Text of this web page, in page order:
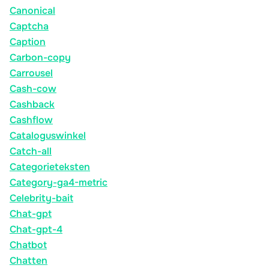
Canonical
Captcha
Caption
Carbon-copy
Carrousel
Cash-cow
Cashback
Cashflow
Cataloguswinkel
Catch-all
Categorieteksten
Category-ga4-metric
Celebrity-bait
Chat-gpt
Chat-gpt-4
Chatbot
Chatten